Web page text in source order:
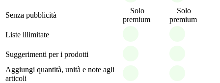
Senza pubblicità
Solo
premium
Solo
premium
Liste illimitate
Suggerimenti per i prodotti
Aggiungi quantità, unità e note agli
articoli